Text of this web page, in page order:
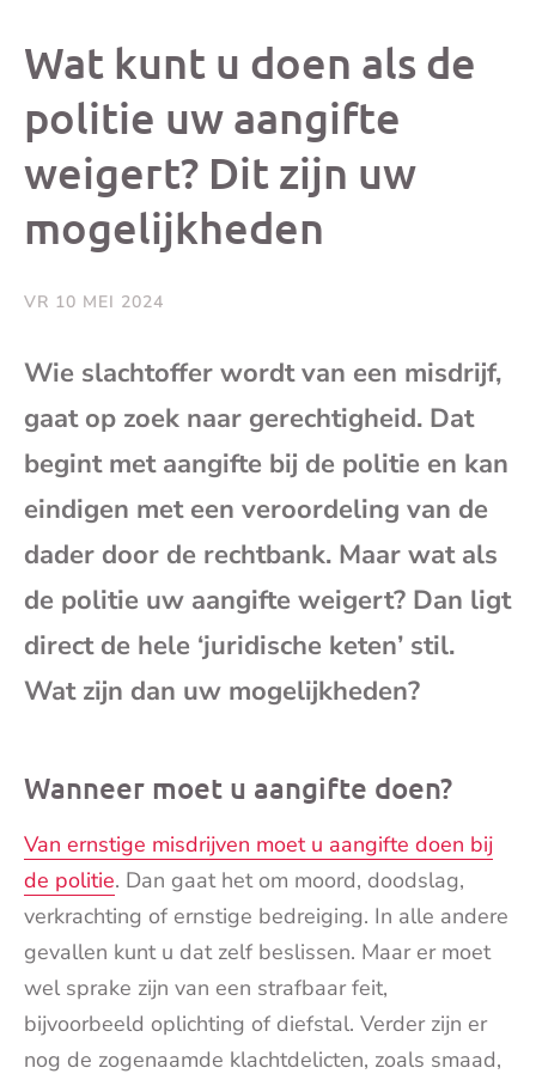
bericht
op op
Wat kunt u doen als de
politie uw aangifte
weigert? Dit zijn uw
mogelijkheden
VR 10 MEI 2024
Wie slachtoffer wordt van een misdrijf,
gaat op zoek naar gerechtigheid. Dat
begint met aangifte bij de politie en kan
eindigen met een veroordeling van de
dader door de rechtbank. Maar wat als
de politie uw aangifte weigert? Dan ligt
direct de hele ‘juridische keten’ stil.
Wat zijn dan uw mogelijkheden?
Wanneer moet u aangifte doen?
Van ernstige misdrijven moet u aangifte doen bij
de politie. Dan gaat het om moord, doodslag,
verkrachting of ernstige bedreiging. In alle andere
gevallen kunt u dat zelf beslissen. Maar er moet
wel sprake zijn van een strafbaar feit,
bijvoorbeeld oplichting of diefstal. Verder zijn er
nog de zogenaamde klachtdelicten, zoals smaad,